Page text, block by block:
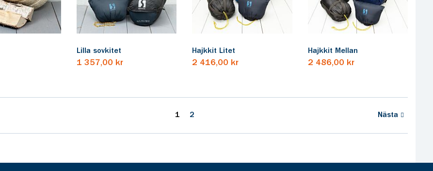
Lilla sovkitet
1 357,00 kr
Hajkkit Litet
2 416,00 kr
Hajkkit Mellan
2 486,00 kr
1 2 Nästa